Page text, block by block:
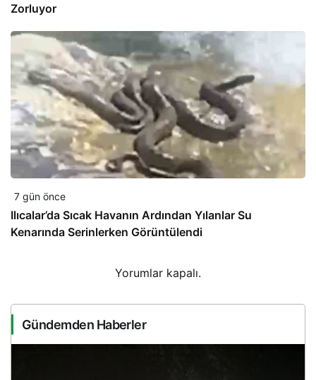
Zorluyor
7 gün önce
Ilıcalar’da Sıcak Havanın Ardından Yılanlar Su
Kenarında Serinlerken Görüntülendi
Yorumlar kapalı.
Gündemden Haberler